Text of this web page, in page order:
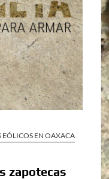
EÓLICOS EN OAXACA
zapotecas